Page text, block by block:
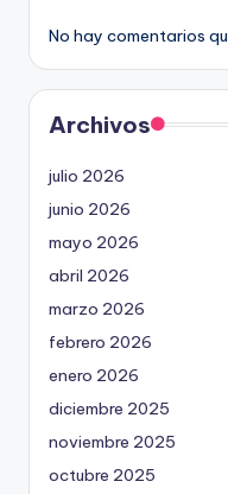
No hay comentarios
Archivos
julio 2026
junio 2026
mayo 2026
abril 2026
marzo 2026
febrero 2026
enero 2026
diciembre 2025
noviembre 2025
octubre 2025